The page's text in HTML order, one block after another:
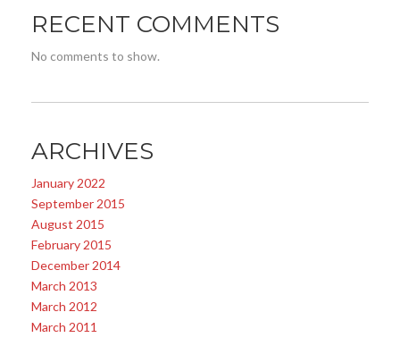
RECENT COMMENTS
No comments to show.
ARCHIVES
January 2022
September 2015
August 2015
February 2015
December 2014
March 2013
March 2012
March 2011